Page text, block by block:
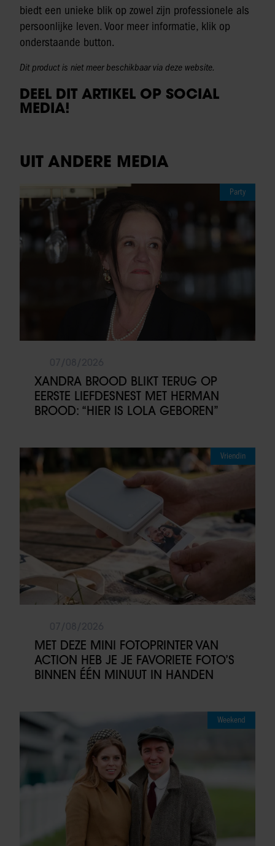
biedt een unieke blik op zowel zijn professionele als
persoonlijke leven. Voor meer informatie, klik op
onderstaande button.
Dit product is niet meer beschikbaar via deze website.
DEEL DIT ARTIKEL OP SOCIAL
MEDIA!
UIT ANDERE MEDIA
Party
XANDRA BROOD BLIKT TERUG OP
EERSTE LIEFDESNEST MET HERMAN
BROOD: “HIER IS LOLA GEBOREN”
Vriendin
MET DEZE MINI FOTOPRINTER VAN
ACTION HEB JE JE FAVORIETE FOTO’S
BINNEN ÉÉN MINUUT IN HANDEN
Weekend